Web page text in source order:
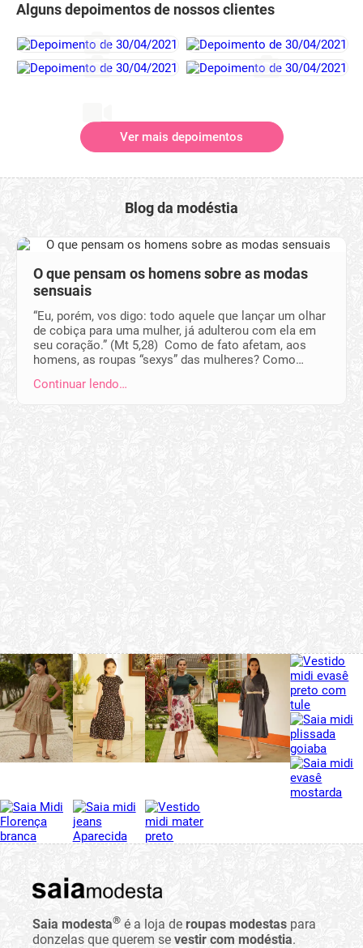
Alguns depoimentos de nossos clientes
Ver mais depoimentos
Blog da modéstia
O que pensam os homens sobre as modas
sensuais
“Eu, porém, vos digo: todo aquele que lançar um olhar
de cobiça para uma mulher, já adulterou com ela em
seu coração.” (Mt 5,28) Como de fato afetam, aos
homens, as roupas “sexys” das mulheres? Como…
Continuar lendo…
Saia modesta® é a loja de roupas modestas para
donzelas que querem se vestir com modéstia.